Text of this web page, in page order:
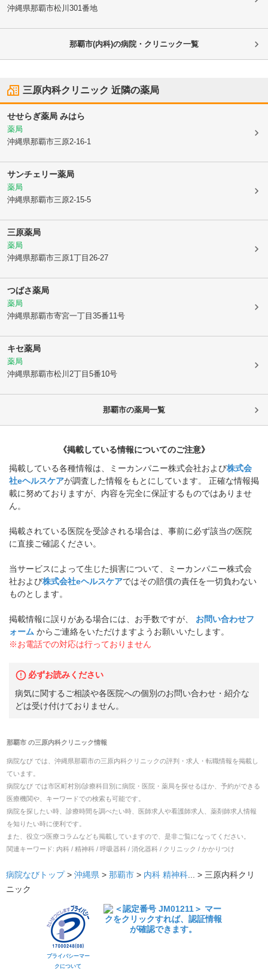
沖縄県那覇市松川301番地
那覇市(内科)の病院・クリニック一覧
三原内科クリニック 近隣の薬局
せせらぎ薬局 みはら
薬局
沖縄県那覇市三原2-16-1
サンチェリー薬局
薬局
沖縄県那覇市三原2-15-5
三原薬局
薬局
沖縄県那覇市三原1丁目26-27
つばさ薬局
薬局
沖縄県那覇市寄宮一丁目35番11号
キセ薬局
薬局
沖縄県那覇市松川2丁目5番10号
那覇市の薬局一覧
《掲載している情報についてのご注意》
掲載している各種情報は、ミーカンパニー株式会社および株式会
社eヘルスケアが調査した情報をもとにしています。 正確な情報掲
載に努めておりますが、内容を完全に保証するものではありませ
ん。
掲載されている医院を受診される場合は、事前に必ず該当の医院
に直接ご確認ください。
当サービスによって生じた損害について、ミーカンパニー株式会
社および株式会社eヘルスケアではその賠償の責任を一切負わない
ものとします。
掲載情報に誤りがある場合には、お手数ですが、
お問い合わせフ
ォーム からご連絡をいただけますようお願いいたします。
※お電話での対応は行っておりません
必ずお読みください
病気に関するご相談や各医院への個別のお問い合わせ・紹介な
どは受け付けておりません。
那覇市の三原内科クリニック情報
病院なび では、 沖縄県那覇市の三原内科クリニックの評判・求人・転職情報を掲載し
ています。
病院なび では市区町村別/診療科目別に病院・医院・薬局を探せるほか、予約ができる
医療機関や、キーワードでの検索も可能です。
病院を探したい時、診療時間を調べたい時、医師求人や看護師求人、薬剤師求人情報
を知りたい時に便利です。
また、役立つ医療コラムなども掲載していますので、是非ご覧になってください。
関連キーワード: 内科 / 精神科 / 呼吸器科 / 消化器科 / クリニック / かかりつけ
病院なびトップ > 沖縄県 > 那覇市 > 内科 精神科... > 三原内科クリ
ニック
プライバシーマー
クについて